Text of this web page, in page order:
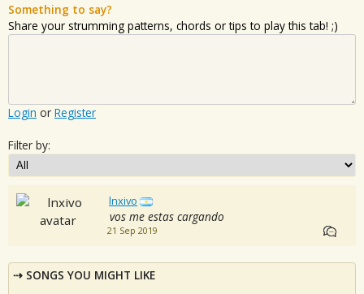
Something to say?
Share your strumming patterns, chords or tips to play this tab! ;)
Login or Register
Filter by:
lnxivo
vos me estas cargando
21 Sep 2019
SONGS YOU MIGHT LIKE